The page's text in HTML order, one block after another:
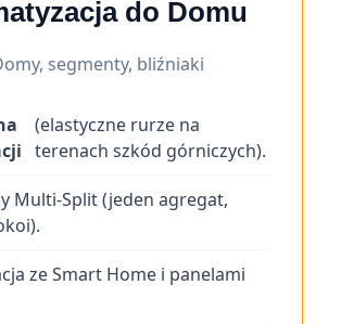
do Domu
segmenty, bliźniaki
(elastyczne rurze na
terenach szkód górniczych).
Multi-Split (jeden agregat,
ze Smart Home i panelami